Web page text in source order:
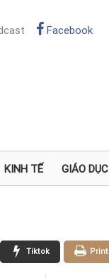
Facebook
KINH TẾ GIÁO DỤC
Print
Tiktok